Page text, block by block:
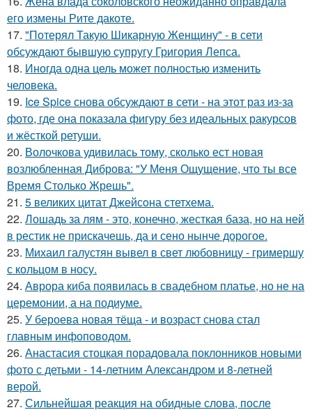
его измены Рите дакоте.
17. "Потерял Такую Шикарную Женщину" - в сети
обсуждают бывшую супругу Григория Лепса.
18. Иногда одна цель может полностью изменить
человека.
19. Ice Spice снова обсуждают в сети - на этот раз из-за
фото, где она показала фигуру без идеальных ракурсов
и жёсткой ретуши.
20. Волочкова удивилась тому, сколько ест новая
возлюбленная Диброва: "У Меня Ощущение, что ты все
Время Столько Жрешь".
21. 5 великих цитат Джейсoна стетхема.
22. Лошадь за лям - это, конечно, жесткая база, но на ней
в рестик не прискачешь, да и сено нынче дорогое.
23. Михаил галустян вывел в свет любовницу - гримершу
с кольцом в носу.
24. Аврора киба появилась в свадебном платье, но не на
церемонии, а на подиуме.
25. У бероева новая тёща - и возраст снова стал
главным инфоповодом.
26. Анастасия стоцкая порадовала поклонников новыми
фото с детьми - 14-летним Александром и 8-летней
верой.
27. Сильнейшая реакция на обидные слова, после